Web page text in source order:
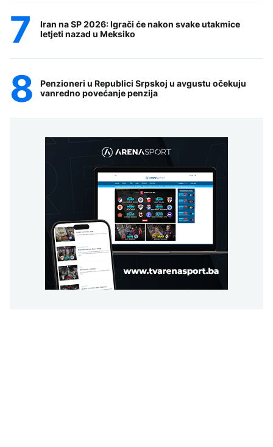
Iran na SP 2026: Igrači će nakon svake utakmice
letjeti nazad u Meksiko
Penzioneri u Republici Srpskoj u avgustu očekuju
vanredno povećanje penzija